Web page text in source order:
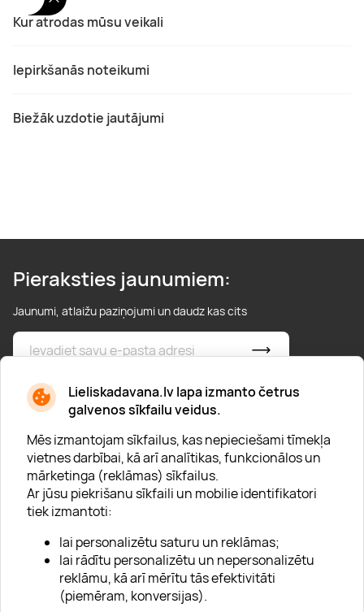
Lieliskadavana.lv lapa izmanto četrus
galvenos sīkfailu veidus.
Mēs izmantojam sīkfailus, kas nepieciešami tīmekļa
vietnes darbībai, kā arī analītikas, funkcionālos un
mārketinga (reklāmas) sīkfailus.
Ar jūsu piekrišanu sīkfaili un mobilie identifikatori
tiek izmantoti:
lai personalizētu saturu un reklāmas;
lai rādītu personalizētu un nepersonalizētu
reklāmu, kā arī mērītu tās efektivitāti
(piemēram, konversijas).
Kur atrodas mūsu veikali
Iepirkšanās noteikumi
Biežāk uzdotie jautājumi
Pieraksties jaunumiem:
Jaunumi, atlaižu paziņojumi un daudz kas cits
* Esmu iepazinies/usies ar privātuma politiku
Par "Lieliska dāvana"
Uzņēmumiem